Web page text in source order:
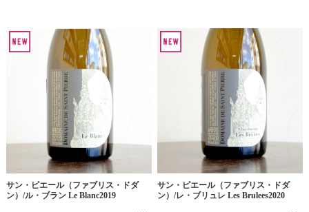
サン・ピエール（ファブリス・ドダ
ン）/ル・ブラン Le Blanc2019
サン・ピエール（ファブリス・ドダ
ン）/レ・ブリュレ Les Brulees2020